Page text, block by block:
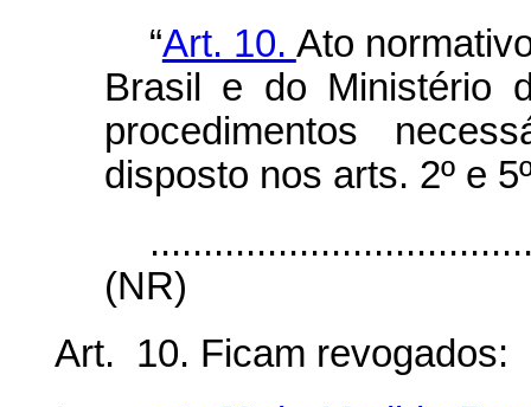
“Art. 10. Ato
Brasil e do Ministério
procedimentos
disposto nos arts. 2º e
(NR)
Art. 10. Ficam revogados: